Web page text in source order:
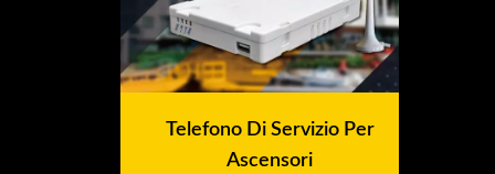
Telefono Di Servizio Per
Ascensori